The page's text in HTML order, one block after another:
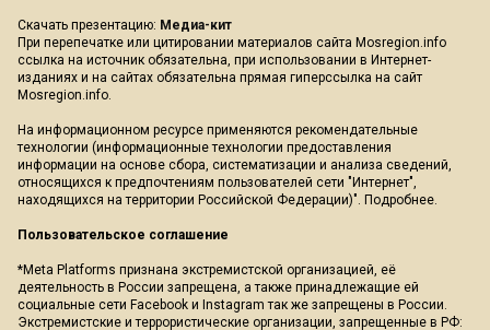
Скачать презентацию: Медиа-кит
При перепечатке или цитировании материалов сайта Mosregion.info
ссылка на источник обязательна, при использовании в Интернет-
изданиях и на сайтах обязательна прямая гиперссылка на сайт
Mosregion.info.
На информационном ресурсе применяются рекомендательные
технологии (информационные технологии предоставления
информации на основе сбора, систематизации и анализа сведений,
относящихся к предпочтениям пользователей сети "Интернет",
находящихся на территории Российской Федерации)". Подробнее.
Пользовательское соглашение
*Meta Platforms признана экстремистской организацией, её
деятельность в России запрещена, а также принадлежащие ей
социальные сети Facebook и Instagram так же запрещены в России.
Экстремистские и террористические организации, запрещенные в РФ: